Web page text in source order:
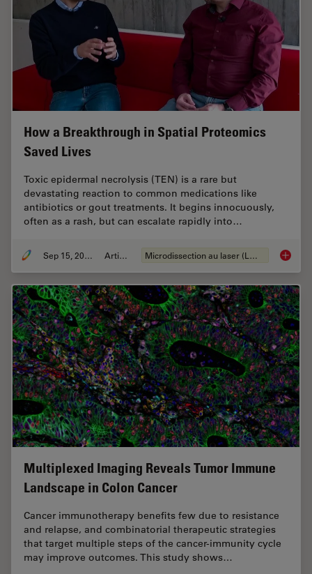
How a Breakthrough in Spatial Proteomics
Saved Lives
Toxic epidermal necrolysis (TEN) is a rare but
devastating reaction to common medications like
antibiotics or gout treatments. It begins innocuously,
often as a rash, but can escalate rapidly into…
Sep 15, 2025 Article Microdissection au laser (LMD) How a
Multiplexed Imaging Reveals Tumor Immune
Landscape in Colon Cancer
Cancer immunotherapy benefits few due to resistance
and relapse, and combinatorial therapeutic strategies
that target multiple steps of the cancer-immunity cycle
may improve outcomes. This study shows…